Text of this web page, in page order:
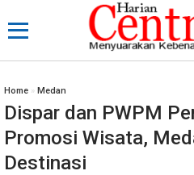
Home » Medan
Dispar dan PWPM
Promosi Wisata,
Destinasi